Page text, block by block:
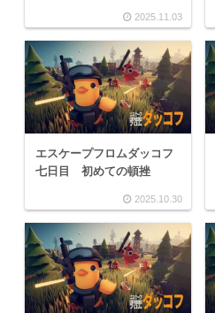
2025.11.03
エスケープフロムダッコフ
七日目 初めての頓挫
2025.10.30